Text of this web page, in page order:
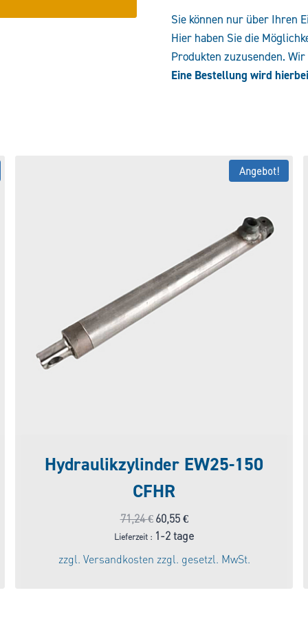
Sie können nur über Ihren
Hier haben Sie die
Produkten zuzusenden.
Eine Bestellung wird
Angebot!
Hydraulikzylinder EW25-150
CFHR
71,24€ Ursprünglicher
Preis
war:
71,24 €
60,55 €Aktueller
Preis
Lieferzeit : 1-2 tage
zzgl. Versandkosten zzgl. gesetzl. MwSt.